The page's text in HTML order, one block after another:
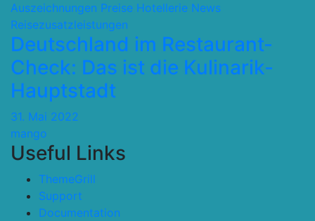
Auszeichnungen Preise Hotellerie News
Reisezusatzleistungen
Deutschland im Restaurant-
Check: Das ist die Kulinarik-
Hauptstadt
31. Mai 2022
mango
Useful Links
ThemeGrill
Support
Documentation